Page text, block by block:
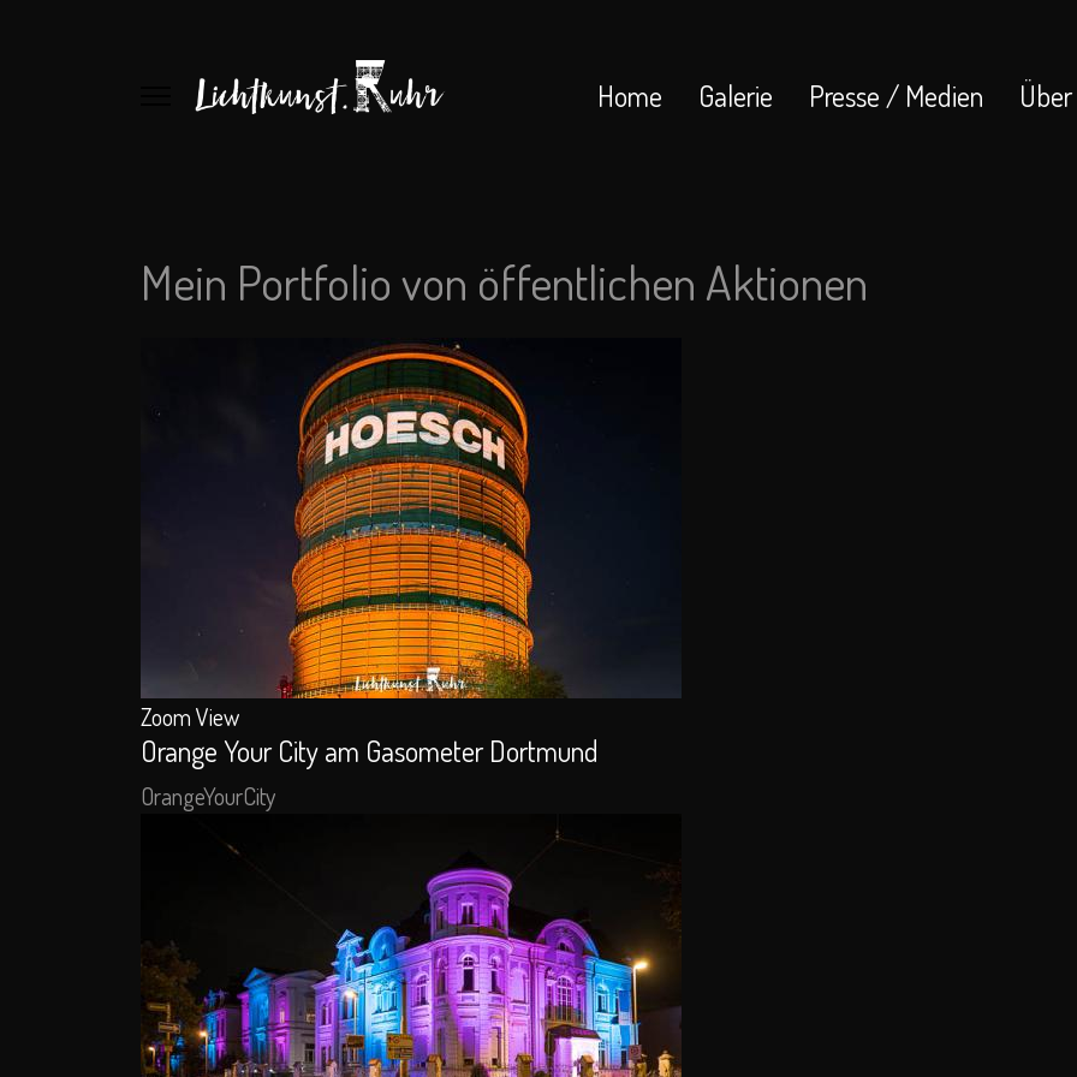
Home Galerie Presse / Medien
Mein Portfolio von öffentlichen Aktionen
ZoomView
Orange Your City am Gasometer Dortmund
OrangeYourCity